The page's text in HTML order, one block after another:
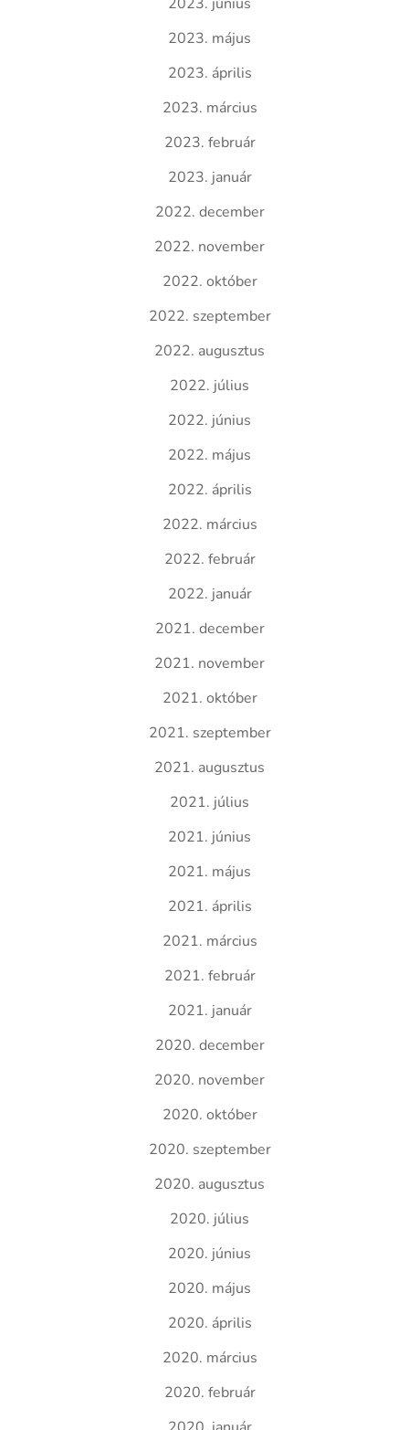
2023. május
2023. április
2023. március
2023. február
2023. január
2022. december
2022. november
2022. október
2022. szeptember
2022. augusztus
2022. július
2022. június
2022. május
2022. április
2022. március
2022. február
2022. január
2021. december
2021. november
2021. október
2021. szeptember
2021. augusztus
2021. július
2021. június
2021. május
2021. április
2021. március
2021. február
2021. január
2020. december
2020. november
2020. október
2020. szeptember
2020. augusztus
2020. július
2020. június
2020. május
2020. április
2020. március
2020. február